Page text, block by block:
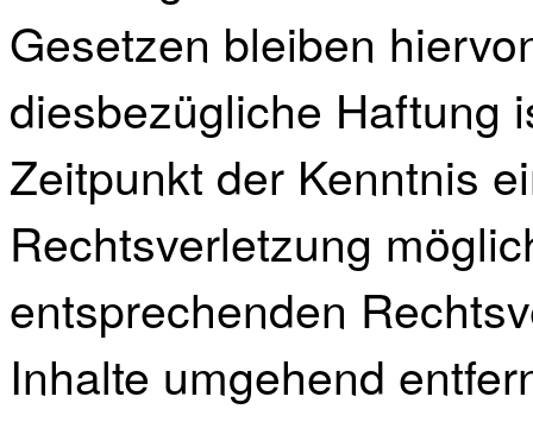
Gesetzen bleiben
diesbezügliche Haftung
Zeitpunkt der Kenntnis
Rechtsverletzung
entsprechenden
Inhalte umgehend